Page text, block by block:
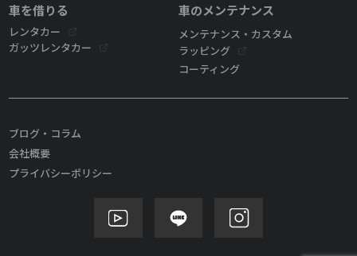
車を借りる
レンタカー
ガッツレンタカー
車のメンテナンス
メンテナンス・カスタム
ラッピング
コーティング
ブログ・コラム
会社概要
プライバシーポリシー